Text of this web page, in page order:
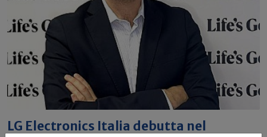
LG Electronics Italia debutta nel